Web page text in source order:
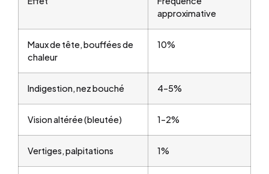
approximative
Maux de tête, bouffées de
chaleur
10%
Indigestion, nez bouché 4–5%
Vision altérée (bleutée) 1–2%
Vertiges, palpitations 1%